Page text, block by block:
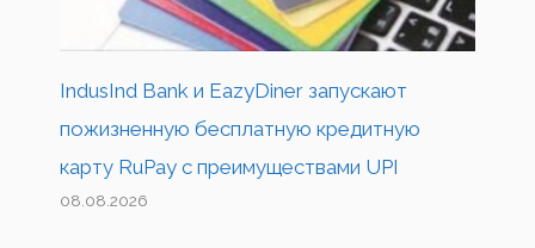
IndusInd Bank и EazyDiner запускают
пожизненную бесплатную кредитную
карту RuPay с преимуществами UPI
08.08.2026